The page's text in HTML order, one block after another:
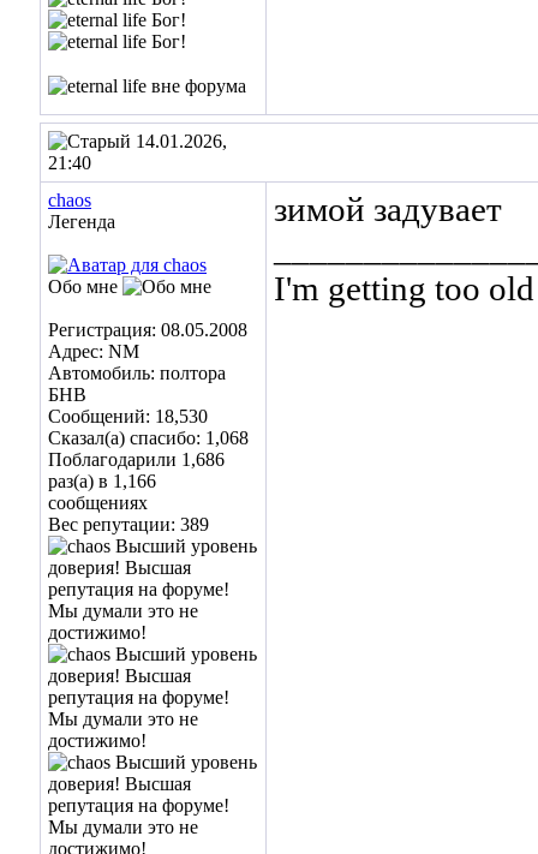
14.01.2026,
21:40
chaos
Легенда
Обо мне
Регистрация: 08.05.2008
Адрес: NM
Автомобиль: полтора
БНВ
Сообщений: 18,530
Сказал(а) спасибо: 1,068
Поблагодарили 1,686
раз(а) в 1,166
сообщениях
Вес репутации: 389
зимой задувает
I'm getting too